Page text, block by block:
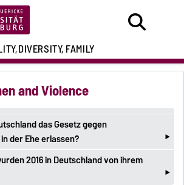
DIVERSITY, FAMILY
and Violence
das Gesetz gegen
der Ehe erlassen?
‣
2016 in Deutschland von ihrem
‣